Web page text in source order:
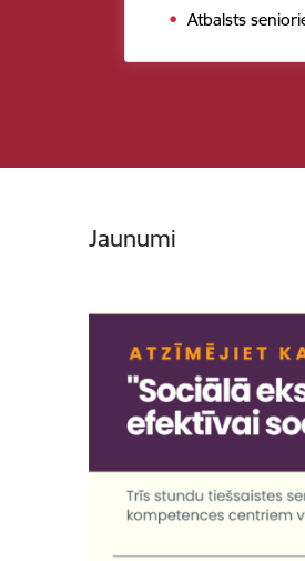
Atbalsts
Jaunumi